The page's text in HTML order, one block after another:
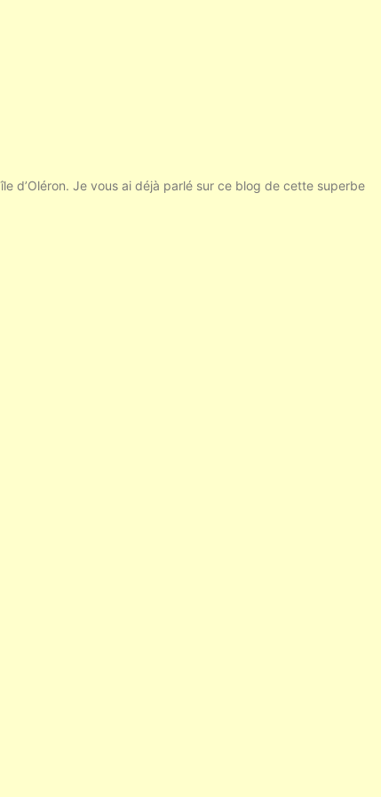
Je vous ai déjà parlé sur ce blog de cette superbe